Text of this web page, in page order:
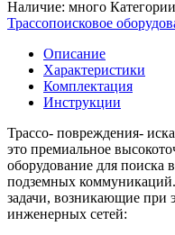
Наличие: много
Трассопоисковое
Описание
Характеристики
Комплектация
Инструкции
Трассо- повреждения-
это премиальное
оборудование для поиска
подземных
задачи, возникающие при
инженерных сетей: